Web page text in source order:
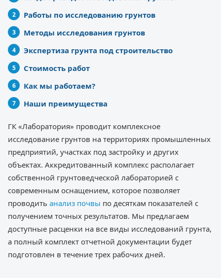
Работы по исследованию грунтов
Методы исследования грунтов
Экспертиза грунта под строительство
Стоимость работ
Как мы работаем?
Наши преимущества
ГК «Лаборатория» проводит комплексное
исследование грунтов на территориях промышленных
предприятий, участках под застройку и других
объектах. Аккредитованный комплекс располагает
собственной грунтоведческой лабораторией с
современным оснащением, которое позволяет
проводить анализ почвы по десяткам показателей с
получением точных результатов. Мы предлагаем
доступные расценки на все виды исследований грунта,
а полный комплект отчетной документации будет
подготовлен в течение трех рабочих дней.